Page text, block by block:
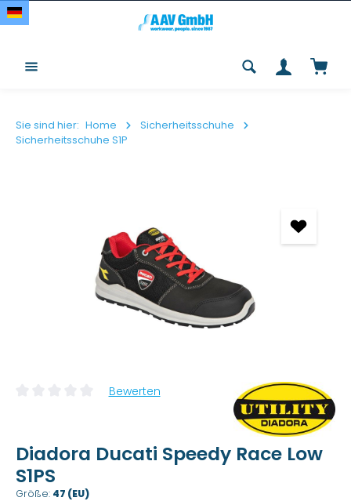
Zum Hauptinhalt springen
Sie sind hier: Home
Sicherheitsschuhe
Sicherheitsschuhe S1P
Durchschnittliche Bewertung von 0 von 5 Sternen
Bewerten
Diadora Ducati Speedy Race Low
S1PS
Größe: 47 (EU)